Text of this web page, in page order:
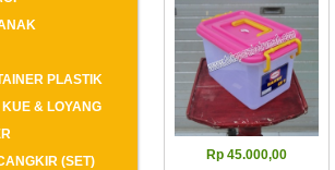
PLASTIK
& LOYANG
(SET)
Rp 45.000,00